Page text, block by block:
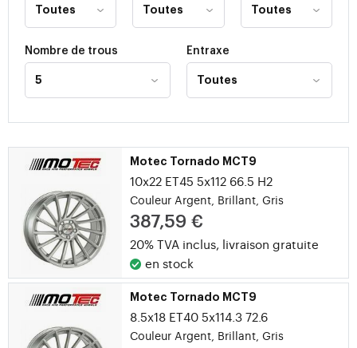
Nombre de trous Entraxe
Motec Tornado MCT9
10x22 ET45 5x112 66.5 H2
Couleur Argent, Brillant, Gris
387,59 €
20% TVA inclus, livraison gratuite
en stock
Motec Tornado MCT9
8.5x18 ET40 5x114.3 72.6
Couleur Argent, Brillant, Gris